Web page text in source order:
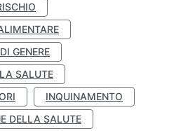
GENERE
SALUTE
INQUINAMENTO
DELLA SALUTE